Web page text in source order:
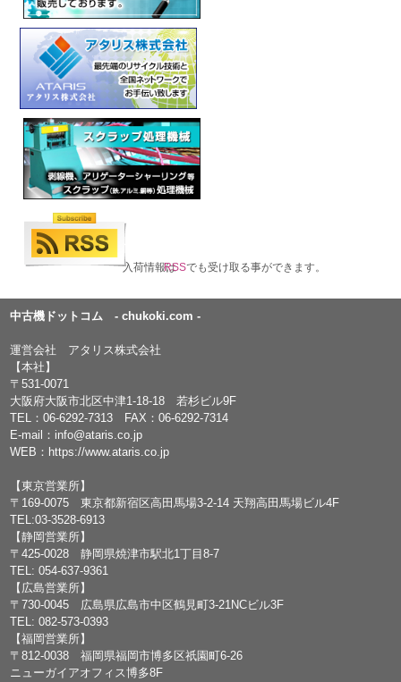
入荷情報はRSSでも受け取る事ができます。
中古機ドットコム - chukoki.com -
運営会社 アタリス株式会社
【本社】
〒531-0071
大阪府大阪市北区中津1-18-18 若杉ビル9F
TEL：06-6292-7313 FAX：06-6292-7314
E-mail： info@ataris.co.jp
WEB： https://www.ataris.co.jp
【東京営業所】
〒169-0075 東京都新宿区高田馬場3-2-14 天翔高田馬場ビル4F
TEL:03-3528-6913
【静岡営業所】
〒425-0028 静岡県焼津市駅北1丁目8-7
TEL: 054-637-9361
【広島営業所】
〒730-0045 広島県広島市中区鶴見町3-21NCビル3F
TEL: 082-573-0393
【福岡営業所】
〒812-0038 福岡県福岡市博多区祇園町6-26
ニューガイアオフィス博多8F